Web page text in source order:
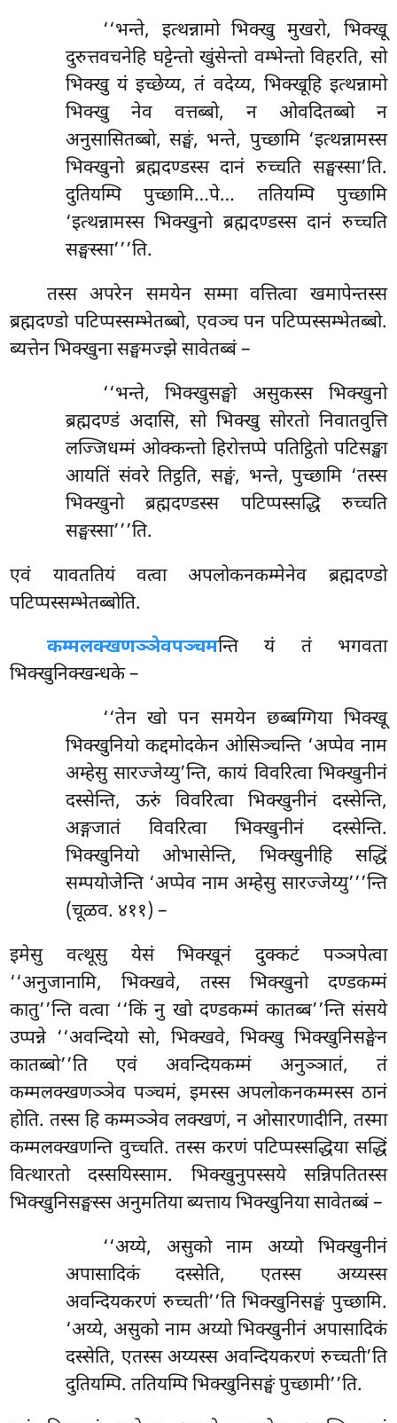
‘‘भन्ते, इत्थन्नामो भिक्खु मुखरो, भिक्खू
दुरुत्तवचनेहि घट्टेन्तो खुंसेन्तो वम्भेन्तो विहरति, सो
भिक्खु यं इच्छेय्य, तं वदेय्य, भिक्खूहि इत्थन्नामो
भिक्खु नेव वत्तब्बो, न ओवदितब्बो न
अनुसासितब्बो, सङ्घं, भन्ते, पुच्छामि ‘इत्थन्नामस्स
भिक्खुनो ब्रह्मदण्डस्स दानं रुच्चति सङ्घस्सा’ति.
दुतियम्पि पुच्छामि…पे… ततियम्पि पुच्छामि
‘इत्थन्नामस्स भिक्खुनो ब्रह्मदण्डस्स दानं रुच्चति
सङ्घस्सा’’’ति.
तस्स अपरेन समयेन सम्मा वत्तित्वा खमापेन्तस्स
ब्रह्मदण्डो पटिप्पस्सम्भेतब्बो, एवञ्च पन पटिप्पस्सम्भेतब्बो.
ब्यत्तेन भिक्खुना सङ्घमज्झे सावेतब्बं –
‘‘भन्ते, भिक्खुसङ्घो असुकस्स भिक्खुनो
ब्रह्मदण्डं अदासि, सो भिक्खु सोरतो निवातवुत्ति
लज्जिधम्मं ओक्कन्तो हिरोत्तप्पे पतिट्ठितो पटिसङ्खा
आयतिं संवरे तिट्ठति, सङ्घं, भन्ते, पुच्छामि ‘तस्स
भिक्खुनो ब्रह्मदण्डस्स पटिप्पस्सद्धि रुच्चति
सङ्घस्सा’’’ति.
एवं यावततियं वत्वा अपलोकनकम्मेनेव ब्रह्मदण्डो
पटिप्पस्सम्भेतब्बोति.
कम्मलक्खणञ्ञेवपञ्चमन्ति यं तं भगवता
भिक्खुनिक्खन्धके –
‘‘तेन खो पन समयेन छब्बग्गिया भिक्खू
भिक्खुनियो कद्दमोदकेन ओसिञ्चन्ति ‘अप्पेव नाम
अम्हेसु सारज्जेय्यु’न्ति, कायं विवरित्वा भिक्खुनीनं
दस्सेन्ति, ऊरुं विवरित्वा भिक्खुनीनं दस्सेन्ति,
अङ्गजातं विवरित्वा भिक्खुनीनं दस्सेन्ति.
भिक्खुनियो ओभासेन्ति, भिक्खुनीहि सद्धिं
सम्पयोजेन्ति ‘अप्पेव नाम अम्हेसु सारज्जेय्यु’’’न्ति
(चूळव. ४११) –
इमेसु वत्थूसु येसं भिक्खूनं दुक्कटं पञ्ञपेत्वा
‘‘अनुजानामि, भिक्खवे, तस्स भिक्खुनो दण्डकम्मं
कातु’’न्ति वत्वा ‘‘किं नु खो दण्डकम्मं कातब्ब’’न्ति संसये
उप्पन्ने ‘‘अवन्दियो सो, भिक्खवे, भिक्खु भिक्खुनिसङ्घेन
कातब्बो’’ति एवं अवन्दियकम्मं अनुञ्ञातं, तं
कम्मलक्खणञ्ञेव पञ्चमं, इमस्स अपलोकनकम्मस्स ठानं
होति. तस्स हि कम्मञ्ञेव लक्खणं, न ओसारणादीनि, तस्मा
कम्मलक्खणन्ति वुच्चति. तस्स करणं पटिप्पस्सद्धिया सद्धिं
वित्थारतो दस्सयिस्साम. भिक्खुनुपस्सये सन्निपतितस्स
भिक्खुनिसङ्घस्स अनुमतिया ब्यत्ताय भिक्खुनिया सावेतब्बं –
‘‘अय्ये, असुको नाम अय्यो भिक्खुनीनं
अपासादिकं दस्सेति, एतस्स अय्यस्स
अवन्दियकरणं रुच्चती’’ति भिक्खुनिसङ्घं पुच्छामि.
‘अय्ये, असुको नाम अय्यो भिक्खुनीनं अपासादिकं
दस्सेति, एतस्स अय्यस्स अवन्दियकरणं रुच्चती’ति
दुतियम्पि. ततियम्पि भिक्खुनिसङ्घं पुच्छामी’’ति.